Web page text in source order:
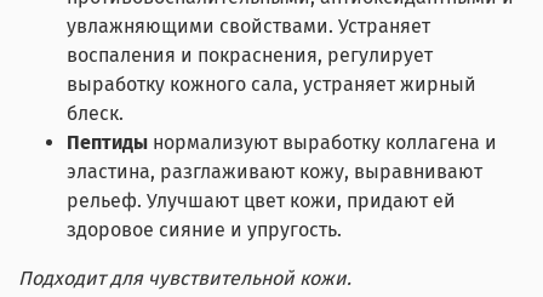
увлажняющими свойствами. Устраняет
воспаления и покраснения, регулирует
выработку кожного сала, устраняет жирный
блеск.
Пептиды нормализуют выработку коллагена и
эластина, разглаживают кожу, выравнивают
рельеф. Улучшают цвет кожи, придают ей
здоровое сияние и упругость.
Подходит для чувствительной кожи.